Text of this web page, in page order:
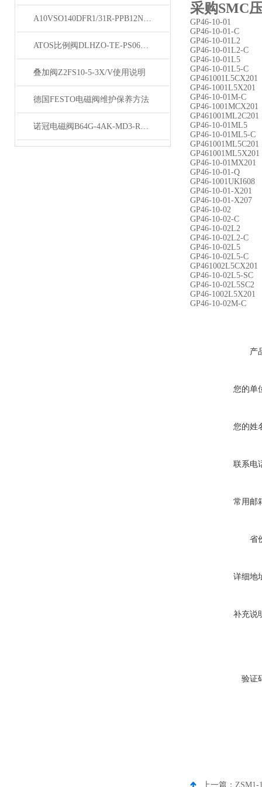
A10VSO140DFR1/31R-PPB12N00柱塞泵发货
ATOS比例阀DLHZO-TE-PS060-L71原理
叠加阀Z2FS10-5-3X/V使用说明
德国FESTO电磁阀维护保养方法
诺冠电磁阀B64G-4AK-MD3-RMG结构
采购SMC
GP46-10-01
GP46-10-01-C
GP46-10-01L2
GP46-10-01L2-C
GP46-10-01L5
GP46-10-01L5-C
GP461001L5CX201
GP46-1001L5X201
GP46-10-01M-C
GP46-1001MCX201
GP461001ML2C201
GP46-10-01ML5
GP46-10-01ML5-C
GP461001ML5C201
GP461001ML5X201
GP46-10-01MX201
GP46-10-01-Q
GP46-1001UKI608
GP46-10-01-X201
GP46-10-01-X207
GP46-10-02
GP46-10-02-C
GP46-10-02L2
GP46-10-02L2-C
GP46-10-02L5
GP46-10-02L5-C
GP461002L5CX201
GP46-10-02L5-SC
GP46-10-02L5SC2
GP46-1002L5X201
GP46-10-02M-C
产
您的单
您的姓
联系电
常用邮
省
详细地
补充说
验证
上一篇： ZSM1-